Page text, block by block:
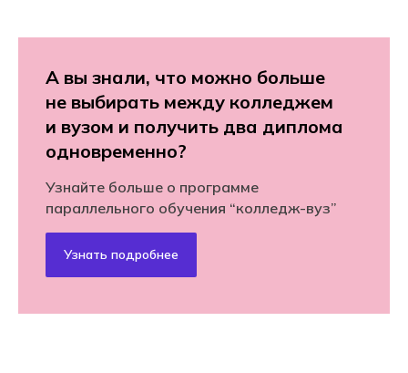
А вы знали, что можно больше
не выбирать между колледжем
и вузом и получить два диплома
одновременно?
Узнайте больше о программе
параллельного обучения “колледж-вуз”
Узнать подробнее